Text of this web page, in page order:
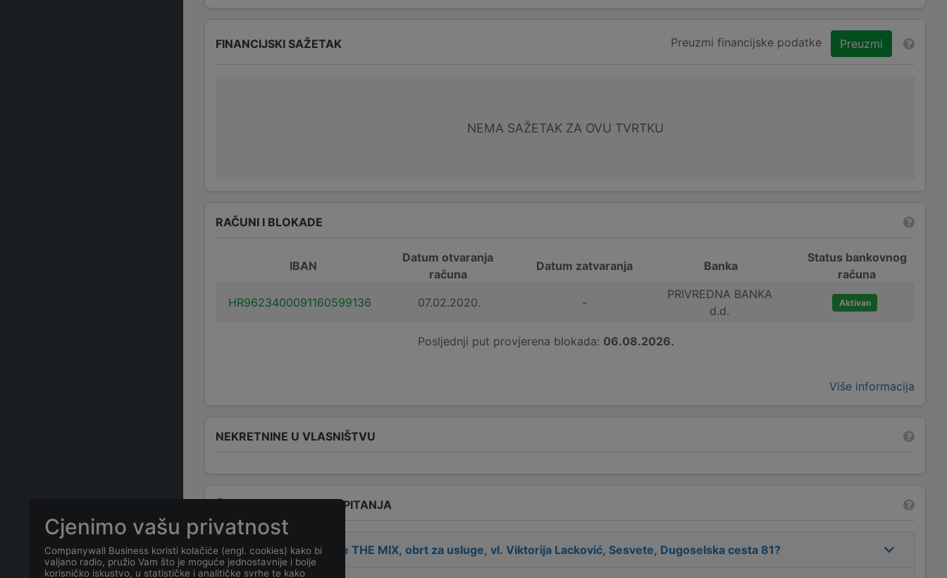
FINANCIJSKI SAŽETAK Preuzmi financijske podatke Preuzmi
NEMA SAŽETAK ZA OVU TVRTKU
RAČUNI I BLOKADE
IBAN
Datum otvaranja
računa
Datum zatvaranja Banka
Status bankovnog
računa
HR9623400091160599136
07.02.2020. -
PRIVREDNA BANKA
d.d.
Aktivan
Posljednji put provjerena blokada: 06.08.2026.
Više informacija
NEKRETNINE U VLASNIŠTVU
ČESTO POSTAVLJENA PITANJA
Koja je adresa tvrtke THE MIX, obrt za usluge, vl. Viktorija Lacković, Sesvete, Dugoselska cesta 81?
Cjenimo vašu privatnost
Companywall Business koristi kolačiće (engl. cookies) kako bi
valjano radio, pružio Vam što je moguće jednostavnije i bolje
korisničko iskustvo, u statističke i analitičke svrhe te kako